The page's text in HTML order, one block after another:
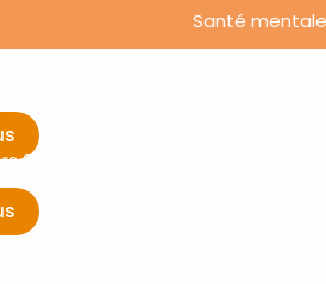
Santé
Secours en Santé Mentale –